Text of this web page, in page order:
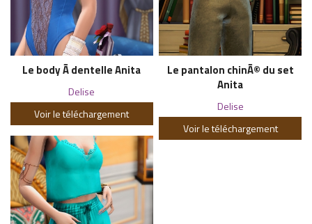
Le body Ã dentelle Anita
Delise
Voir le téléchargement
Le pantalon chinÃ© du set
Anita
Delise
Voir le téléchargement